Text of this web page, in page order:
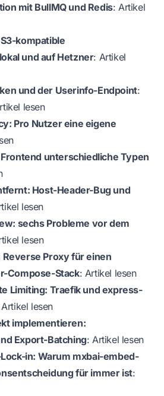
mit BullMQ und Redis: Artikel
kompatible
und auf Hetzner: Artikel
und der Userinfo-Endpoint:
lesen
Pro Nutzer eine eigene
unterschiedliche Typen
Host-Header-Bug und
lesen
sechs Probleme vor dem
lesen
Reverse Proxy für einen
Compose-Stack: Artikel lesen
Limiting: Traefik und express-
Artikel lesen
implementieren:
Export-Batching: Artikel lesen
in: Warum mxbai-embed-
für immer ist: